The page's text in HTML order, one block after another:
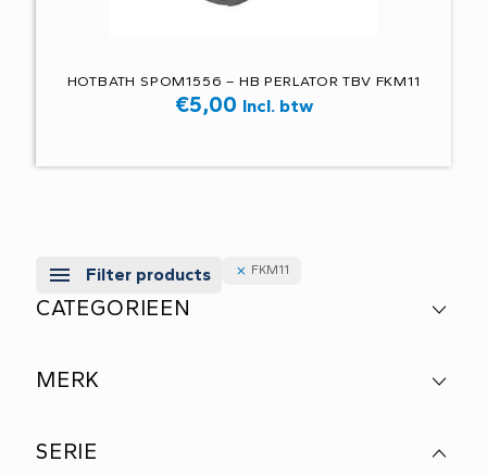
HOTBATH SPOM1556 – HB PERLATOR TBV FKM11
€5,00 Incl. btw
Filter products FKM11
CATEGORIEEN
MERK
SERIE